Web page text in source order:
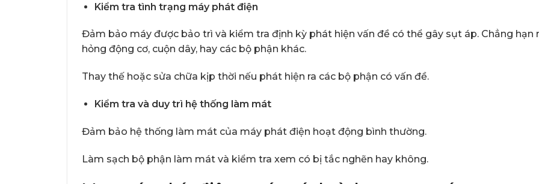
Kiểm tra tình trạng máy phát điện
Đảm bảo máy được bảo trì và kiểm tra định kỳ phát hiện vấn đề có thể gây sụt áp. Chẳng hạn
hỏng động cơ, cuộn dây, hay các bộ phận khác.
Thay thế hoặc sửa chữa kịp thời nếu phát hiện ra các bộ phận có vấn đề.
Kiểm tra và duy trì hệ thống làm mát
Đảm bảo hệ thống làm mát của máy phát điện hoạt động bình thường.
Làm sạch bộ phận làm mát và kiểm tra xem có bị tắc nghẽn hay không.